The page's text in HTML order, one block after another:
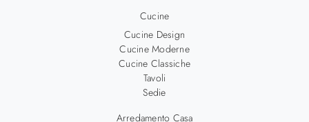
Cucine
Cucine Design
Cucine Moderne
Cucine Classiche
Tavoli
Sedie
Arredamento Casa